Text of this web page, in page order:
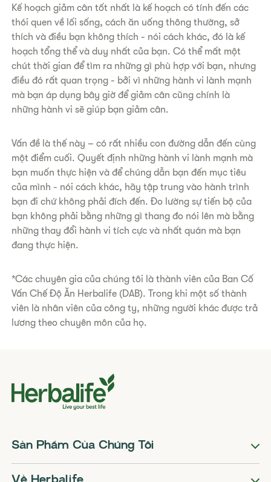
Kế hoạch giảm cân tốt nhất là kế hoạch có tính đến các
thói quen về lối sống, cách ăn uống thông thường, sở
thích và điều bạn không thích - nói cách khác, đó là kế
hoạch tổng thể và duy nhất của bạn. Có thể mất một
chút thời gian để tìm ra những gì phù hợp với bạn, nhưng
điều đó rất quan trọng - bởi vì những hành vi lành mạnh
mà bạn áp dụng bây giờ để giảm cân cũng chính là
những hành vi sẽ giúp bạn giảm cân.
Vấn đề là thế này – có rất nhiều con đường dẫn đến cùng
một điểm cuối. Quyết định những hành vi lành mạnh mà
bạn muốn thực hiện và để chúng dẫn bạn đến mục tiêu
của mình - nói cách khác, hãy tập trung vào hành trình
bạn đi chứ không phải đích đến. Đo lường sự tiến bộ của
bạn không phải bằng những gì thang đo nói lên mà bằng
những thay đổi hành vi tích cực và nhất quán mà bạn
đang thực hiện.
*Các chuyên gia của chúng tôi là thành viên của Ban Cố
Vấn Chế Độ Ăn Herbalife (DAB). Trong khi một số thành
viên là nhân viên của công ty, những người khác được trả
lương theo chuyên môn của họ.
Sản Phẩm Của Chúng Tôi